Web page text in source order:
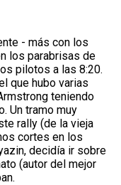
- más con los
los parabrisas de
pilotos a las 8:20.
que hubo varias
teniendo
Un tramo muy
rally (de la vieja
cortes en los
decidía ir sobre
(autor del mejor